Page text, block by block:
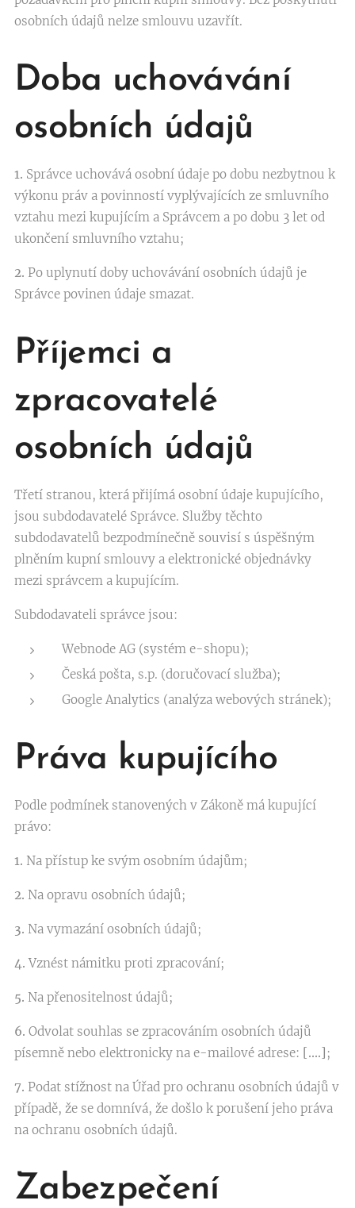
osobních údajů nelze smlouvu uzavřít.
Doba uchovávání
osobních údajů
1. Správce uchovává osobní údaje po dobu nezbytnou k
výkonu práv a povinností vyplývajících ze smluvního
vztahu mezi kupujícím a Správcem a po dobu 3 let od
ukončení smluvního vztahu;
2. Po uplynutí doby uchovávání osobních údajů je
Správce povinen údaje smazat.
Příjemci a
zpracovatelé
osobních údajů
Třetí stranou, která přijímá osobní údaje kupujícího,
jsou subdodavatelé Správce. Služby těchto
subdodavatelů bezpodmínečně souvisí s úspěšným
plněním kupní smlouvy a elektronické objednávky
mezi správcem a kupujícím.
Subdodavateli správce jsou:
Webnode AG (systém e-shopu);
Česká pošta, s.p. (doručovací služba);
Google Analytics (analýza webových stránek);
Práva kupujícího
Podle podmínek stanovených v Zákoně má kupující
právo:
1. Na přístup ke svým osobním údajům;
2. Na opravu osobních údajů;
3. Na vymazání osobních údajů;
4.Vznést námitku proti zpracování;
5. Na přenositelnost údajů;
6. Odvolat souhlas se zpracováním osobních údajů
písemně nebo elektronicky na e-mailové adrese: [….] ;
7. Podat stížnost na Úřad pro ochranu osobních údajů v
případě, že se domnívá, že došlo k porušení jeho práva
na ochranu osobních údajů.
Zabezpečení